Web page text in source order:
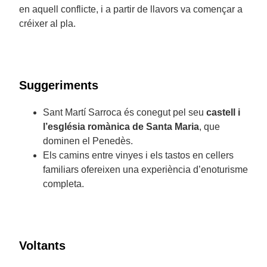
en aquell conflicte, i a partir de llavors va començar a
créixer al pla.
Suggeriments
Sant Martí Sarroca és conegut pel seu castell i
l’església romànica de Santa Maria, que
dominen el Penedès.
Els camins entre vinyes i els tastos en cellers
familiars ofereixen una experiència d’enoturisme
completa.
Voltants